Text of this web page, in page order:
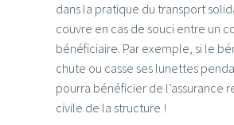
dans la pratique du transport
couvre en cas de souci entre un
bénéficiaire. Par exemple, si le
chute ou casse ses lunettes
pourra bénéficier de l’assurance
civile de la structure !